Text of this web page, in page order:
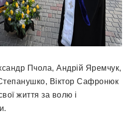
Пчола, Андрій Яремчук,
Віктор Сафронюк
життя за волю і